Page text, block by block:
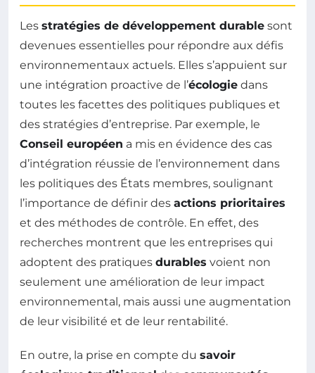
Les stratégies de développement durable sont
devenues essentielles pour répondre aux défis
environnementaux actuels. Elles s’appuient sur
une intégration proactive de l’écologie dans
toutes les facettes des politiques publiques et
des stratégies d’entreprise. Par exemple, le
Conseil européen a mis en évidence des cas
d’intégration réussie de l’environnement dans
les politiques des États membres, soulignant
l’importance de définir des actions prioritaires
et des méthodes de contrôle. En effet, des
recherches montrent que les entreprises qui
adoptent des pratiques durables voient non
seulement une amélioration de leur impact
environnemental, mais aussi une augmentation
de leur visibilité et de leur rentabilité.
En outre, la prise en compte du savoir